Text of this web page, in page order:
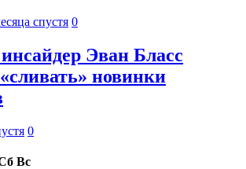
спустя 0
Эван Бласс
новинки
0
Вс